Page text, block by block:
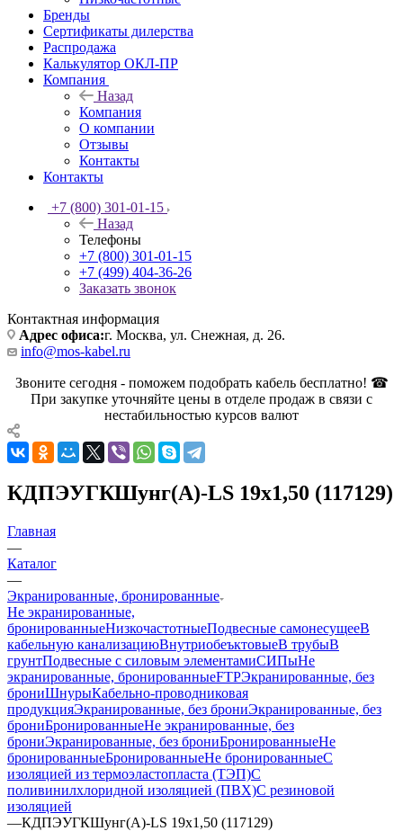
Бренды
Сертификаты дилерства
Распродажа
Калькулятор ОКЛ-ПР
Компания
Назад
Компания
О компании
Отзывы
Контакты
Контакты
+7 (800) 301-01-15
Назад
Телефоны
+7 (800) 301-01-15
+7 (499) 404-36-26
Заказать звонок
Контактная информация
Адрес офиса:г. Москва, ул. Снежная, д. 26.
info@mos-kabel.ru
Звоните сегодня - поможем подобрать кабель бесплатно! ☎
При закупке уточняйте цены в отделе продаж в связи с
нестабильностью курсов валют
КДПЭУГКШунг(А)-LS 19х1,50 (117129)
Главная
—
Каталог
—
Экранированные, бронированные
Не экранированные,
бронированныеНизкочастотныеПодвесные самонесущееВ
кабельную канализациюВнутриобеъктовыеВ трубыВ
грунтПодвесные с силовым элементамиСИПыНе
экранированные, бронированныеFTPЭкранированные, без
брониШнурыКабельно-проводниковая
продукцияЭкранированные, без брониЭкранированные, без
брониБронированныеНе экранированные, без
брониЭкранированные, без брониБронированныеНе
бронированныеБронированныеНе бронированныеС
изоляцией из термоэластопласта (ТЭП)С
поливинилхлоридной изоляцией (ПВХ)С резиновой
изоляцией
—КДПЭУГКШунг(А)-LS 19х1,50 (117129)